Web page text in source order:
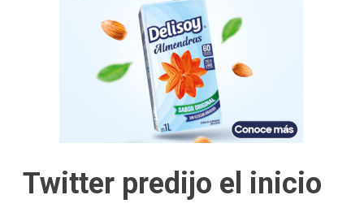
Twitter predijo el inicio